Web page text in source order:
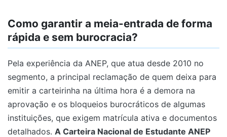
Como garantir a meia-entrada de forma
rápida e sem burocracia?
Pela experiência da ANEP, que atua desde 2010 no
segmento, a principal reclamação de quem deixa para
emitir a carteirinha na última hora é a demora na
aprovação e os bloqueios burocráticos de algumas
instituições, que exigem matrícula ativa e documentos
detalhados. A Carteira Nacional de Estudante ANEP